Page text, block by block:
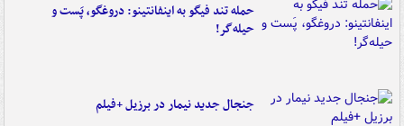
حمله تند فیگو به اینفانتینو: دروغگو، پَست‌ و
حیله‌گر!
جنجال جدید نیمار در برزیل +فیلم